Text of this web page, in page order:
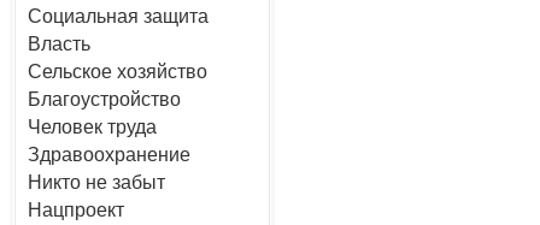
Социальная защита
Власть
Сельское хозяйство
Благоустройство
Человек труда
Здравоохранение
Никто не забыт
Нацпроект